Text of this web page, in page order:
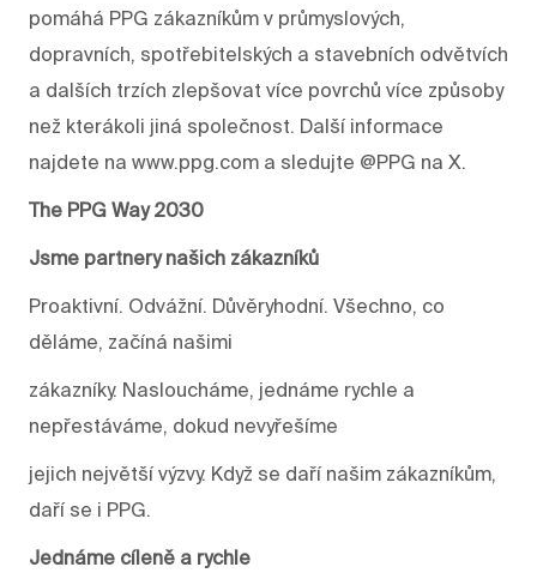
pomáhá PPG zákazníkům v průmyslových,
dopravních, spotřebitelských a stavebních odvětvích
a dalších trzích zlepšovat více povrchů více způsoby
než kterákoli jiná společnost. Další informace
najdete na www.ppg.com a sledujte @PPG na X.
The PPG Way 2030
Jsme partnery našich zákazníků
Proaktivní. Odvážní. Důvěryhodní. Všechno, co
děláme, začíná našimi
zákazníky. Nasloucháme, jednáme rychle a
nepřestáváme, dokud nevyřešíme
jejich největší výzvy. Když se daří našim zákazníkům,
daří se i PPG.
Jednáme cíleně a rychle